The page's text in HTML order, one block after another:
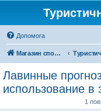
Допомога
Магазин спорядження
Лавинные
использование в
1